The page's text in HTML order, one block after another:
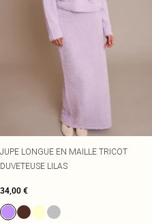
JUPE LONGUE EN MAILLE TRICOT
DUVETEUSE LILAS
34,00 €